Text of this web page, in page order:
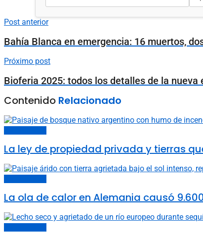
Post anterior
Bahía Blanca en emergencia: 16 muertos,
Próximo post
Bioferia 2025: todos los detalles de la
Contenido Relacionado
La ley de propiedad privada y tierras
La ola de calor en Alemania causó